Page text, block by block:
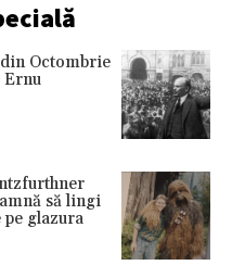
Octombrie
Ernu
să lingi
glazura